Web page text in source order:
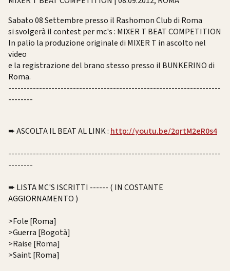
Sabato 08 Settembre presso il Rashomon Club di Roma
si svolgerà il contest per mc's : MIXER T BEAT COMPETITION
In palio la produzione originale di MIXER T in ascolto nel
video
e la registrazione del brano stesso presso il BUNKERINO di
Roma.
---------------------------------------------------------------------
--------
➨ ASCOLTA IL BEAT AL LINK : http://youtu.be/2qrtM2eR0s4
---------------------------------------------------------------------
--------
➨ LISTA MC'S ISCRITTI ------ ( IN COSTANTE
AGGIORNAMENTO )
>Fole [Roma]
>Guerra [Bogotà]
>Raise [Roma]
>Saint [Roma]